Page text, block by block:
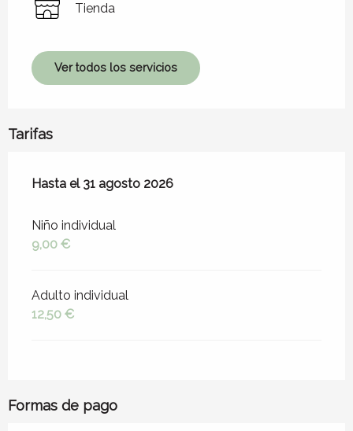
Tienda
Ver todos los servicios
Tarifas
Desde 1 julio 2026 hasta31 agosto 2026
Hasta el31 agosto 2026
Niño individual
9,00 €
Adulto individual
12,50 €
Formas de pago